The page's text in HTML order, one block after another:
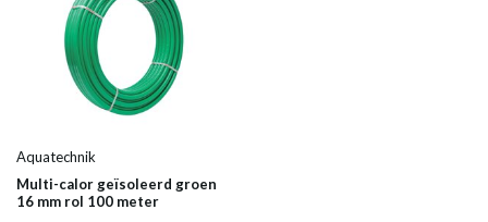
Aquatechnik
Multi-calor geïsoleerd groen
16 mm rol 100 meter